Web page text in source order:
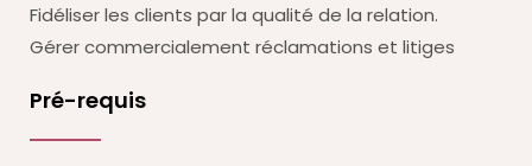
Fidéliser les clients par la qualité de la relation.
Gérer commercialement réclamations et litiges
Pré-requis